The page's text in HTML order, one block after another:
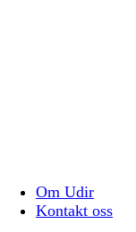
Om Udir
Kontakt oss